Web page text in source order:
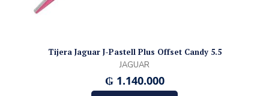
Tijera Jaguar J-Pastell Plus Offset Candy 5.5
JAGUAR
₲1.140.000